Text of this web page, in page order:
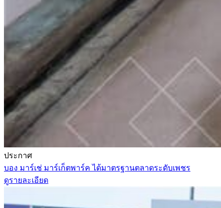
ประกาศ
บอง มาร์เช่ มาร์เก็ตพาร์ค ได้มาตรฐานตลาดระดับเพชร
ดูรายละเอียด